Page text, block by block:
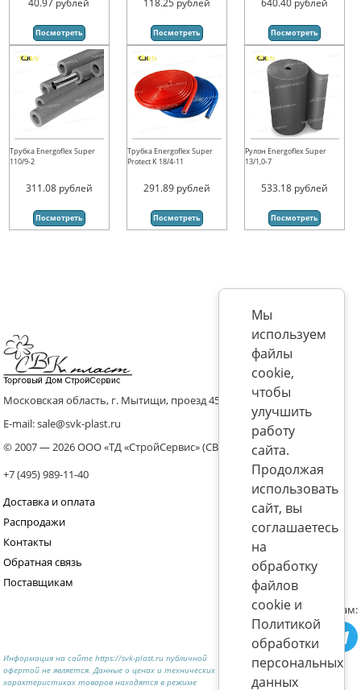
Посмотреть Посмотреть Посмотреть
Трубка Energoflex Super
110/9-2
311.08 рублей
Посмотреть
Трубка Energoflex Super
Protect K 18/4-11
291.89 рублей
Посмотреть
Рулон Energoflex Super
13/1,0-7
533.18 рублей
Посмотреть
Московская область, г. Мытищи, проезд 4536 владение 8, стр.10
E-mail: sale@svk-plast.ru
© 2007 — 2026 ООО «ТД «СтройСервис» (СВК)
+7 (495) 989-11-40
Доставка и оплата
Распродажи
Контакты
Обратная связь
Поставщикам
Присоединяйтесь к нам:
Информация на сайте https://svk-plast.ru публичной
офертой не является. Данные о ценах и технических
характеристиках товаров находятся в режиме
Мы
используем
файлы
cookie,
чтобы
улучшить
работу
сайта.
Продолжая
использовать
сайт, вы
соглашаетесь
на
обработку
файлов
cookie и
Политикой
обработки
персональных
данных